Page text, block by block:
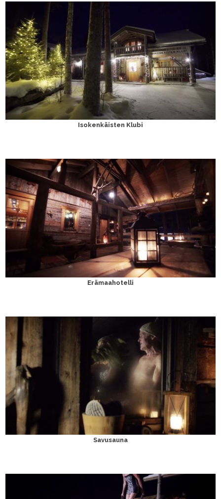
Isokenkäisten Klubi
Erämaahotelli
Savusauna